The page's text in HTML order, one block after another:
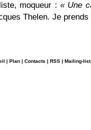
moqueur : « Une
Thelen. Je
| Plan | Contacts | RSS | Mailing-list